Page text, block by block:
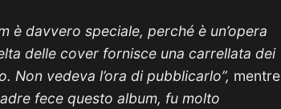
è davvero speciale, perché è un’opera
delle cover fornisce una carrellata dei
vedeva l’ora di pubblicarlo”, mentre
fece questo album, fu molto